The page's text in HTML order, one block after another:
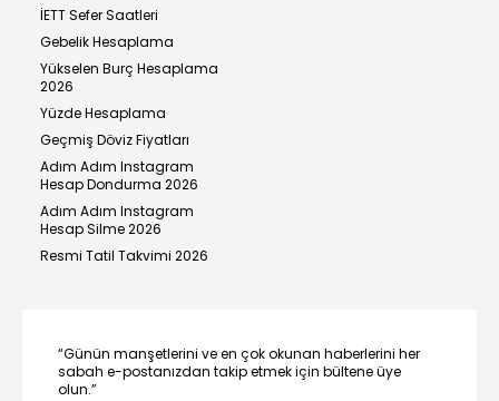
İETT Sefer Saatleri
Gebelik Hesaplama
Yükselen Burç Hesaplama
2026
Yüzde Hesaplama
Geçmiş Döviz Fiyatları
Adım Adım Instagram
Hesap Dondurma 2026
Adım Adım Instagram
Hesap Silme 2026
Resmi Tatil Takvimi 2026
“Günün manşetlerini ve en çok okunan haberlerini her
sabah e-postanızdan takip etmek için bültene üye
olun.”